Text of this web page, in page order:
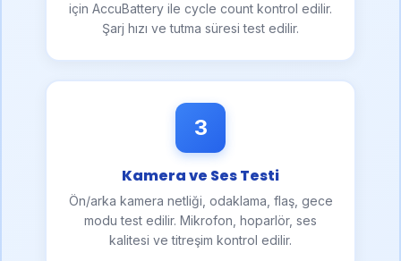
için AccuBattery ile cycle count kontrol edilir.
Şarj hızı ve tutma süresi test edilir.
3
Kamera ve Ses Testi
Ön/arka kamera netliği, odaklama, flaş, gece
modu test edilir. Mikrofon, hoparlör, ses
kalitesi ve titreşim kontrol edilir.